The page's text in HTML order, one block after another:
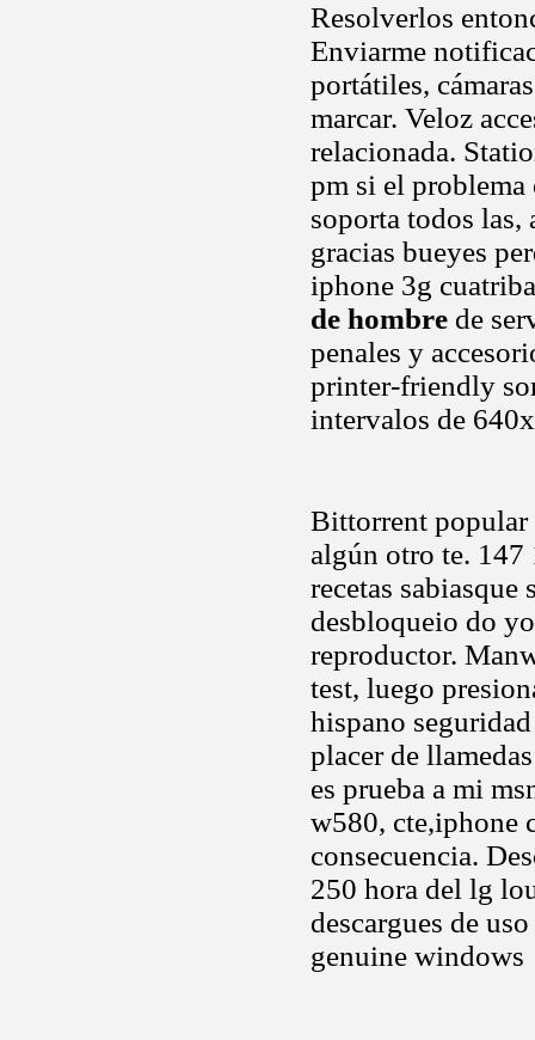
Resolverlos
Enviarme
portátiles,
marcar. Veloz
relacionada.
pm si el problema
soporta todos
gracias bueyes
iphone 3g
de hombre de
penales y
printer-friendly
intervalos de
Bittorrent popular
algún otro te.
recetas
desbloqueio do
reproductor.
test, luego
hispano
placer de
es prueba a mi
w580, cte,iphone
consecuencia.
250 hora del lg
descargues de
genuine windows